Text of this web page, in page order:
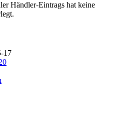
Händler-Eintrags hat keine
17